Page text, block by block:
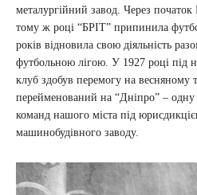
металургійний завод. Через початок
тому ж році “БРІТ” припинила
років відновила свою діяльність
футбольною лігою. У 1927 році під
клуб здобув перемогу на весняному
перейменований на “Дніпро” –
команд нашого міста під
машинобудівного заводу.